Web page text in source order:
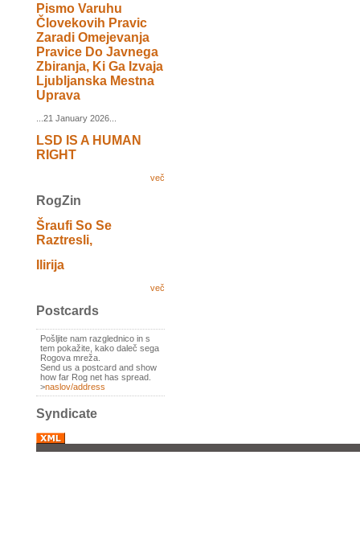
Pismo Varuhu
Človekovih Pravic
Zaradi Omejevanja
Pravice Do Javnega
Zbiranja, Ki Ga Izvaja
Ljubljanska Mestna
Uprava
...21 January 2026...
LSD IS A HUMAN
RIGHT
več
RogZin
Šraufi So Se
Raztresli,
Ilirija
več
Postcards
Pošljite nam razglednico in s
tem pokažite, kako daleč sega
Rogova mreža.
Send us a postcard and show
how far Rog net has spread.
>naslov/address
Syndicate